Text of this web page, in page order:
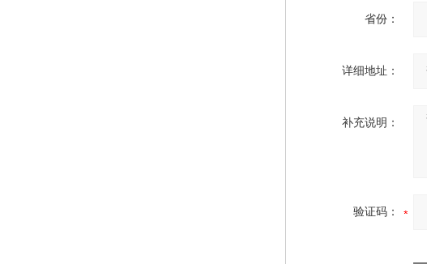
省份：
详细地址：
补充说明：
验证码：